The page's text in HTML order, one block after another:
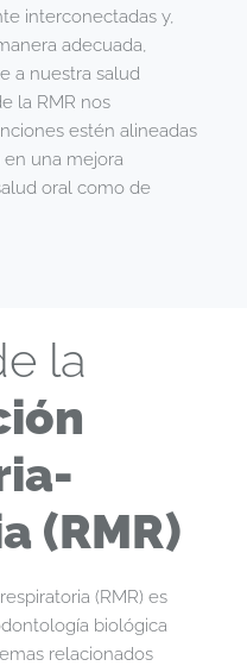
interconectadas y,
adecuada,
a nuestra salud
la RMR nos
estén alineadas
una mejora
oral como de
la
(RMR)
(RMR) es
biológica
relacionados